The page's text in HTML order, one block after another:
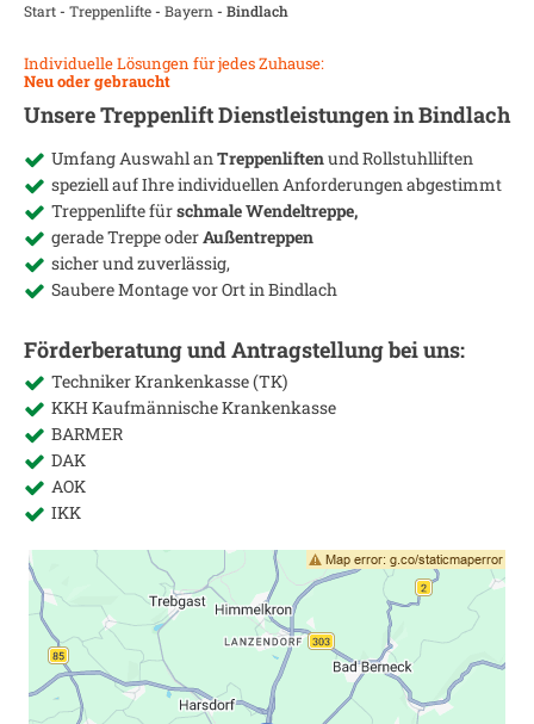
Start- Treppenlifte- Bayern - Bindlach
Individuelle Lösungen für jedes Zuhause:
Neu oder gebraucht
Unsere Treppenlift Dienstleistungen inBindlach
Umfang Auswahl anTreppenliftenund Rollstuhlliften
speziell auf Ihre individuellen Anforderungen abgestimmt
Treppenlifte fürschmale Wendeltreppe,
gerade Treppe oderAußentreppen
sicher und zuverlässig,
Saubere Montage vor Ort inBindlach
Förderberatung und Antragstellung bei uns:
Techniker Krankenkasse (TK)
KKH Kaufmännische Krankenkasse
BARMER
DAK
AOK
IKK